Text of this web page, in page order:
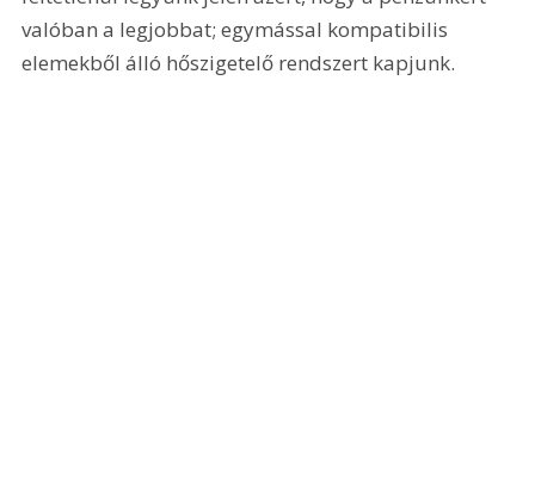
valóban a legjobbat; egymással kompatibilis
elemekből álló hőszigetelő rendszert kapjunk.